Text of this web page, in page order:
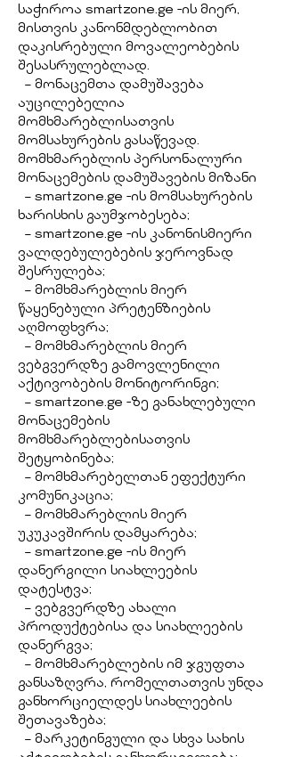
საჭიროა smartzone.ge -ის მიერ,
მისთვის კანონმდებლობით
დაკისრებული მოვალეობების
შესასრულებლად.
– მონაცემთა დამუშავება
აუცილებელია
მომხმარებლისათვის
მომსახურების გასაწევად.
მომხმარებლის პერსონალური
მონაცემების დამუშავების მიზანი
– smartzone.ge -ის მომსახურების
ხარისხის გაუმჯობესება;
– smartzone.ge -ის კანონისმიერი
ვალდებულებების ჯეროვნად
შესრულება;
– მომხმარებლის მიერ
წაყენებული პრეტენზიების
აღმოფხვრა;
– მომხმარებლის მიერ
ვებგვერდზე გამოვლენილი
აქტივობების მონიტორინგი;
– smartzone.ge -ზე განახლებული
მონაცემების
მომხმარებლებისათვის
შეტყობინება;
– მომხმარებელთან ეფექტური
კომუნიკაცია;
– მომხმარებლის მიერ
უკუკავშირის დამყარება;
– smartzone.ge -ის მიერ
დანერგილი სიახლეების
დატესტვა;
– ვებგვერდზე ახალი
პროდუქტებისა და სიახლეების
დანერგვა;
– მომხმარებლების იმ ჯგუფთა
განსაზღვრა, რომელთათვის უნდა
განხორციელდეს სიახლეების
შეთავაზება;
– მარკეტინგული და სხვა სახის